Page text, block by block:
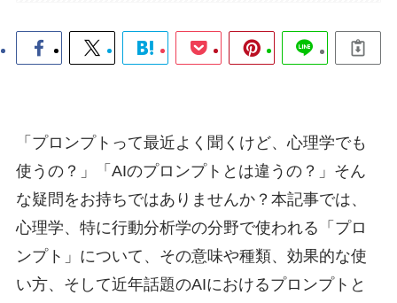
「プロンプトって最近よく聞くけど、心理学でも
使うの？」「AIのプロンプトとは違うの？」そん
な疑問をお持ちではありませんか？本記事では、
心理学、特に行動分析学の分野で使われる「プロ
ンプト」について、その意味や種類、効果的な使
い方、そして近年話題のAIにおけるプロンプトと